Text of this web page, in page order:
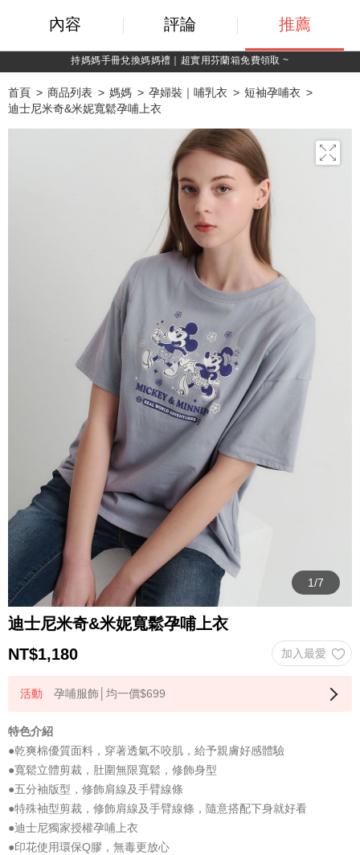
持媽媽手冊兌換媽媽禮｜超實用芬蘭箱免費領取 ~
首頁 商品列表 媽媽 孕婦裝｜哺乳衣
短袖孕哺衣
迪士尼米奇&米妮寬鬆孕哺上衣
迪士尼米奇&米妮寬鬆孕哺上衣
NT$1,180
孕哺服飾│均一價$699
特色介紹
●乾爽棉優質面料，穿著透氣不咬肌，給予親膚好感體驗
●寬鬆立體剪裁，肚圍無限寬鬆，修飾身型
●五分袖版型，修飾肩線及手臂線條
●特殊袖型剪裁，修飾肩線及手臂線條，隨意搭配下身就好看
●迪士尼獨家授權孕哺上衣
●印花使用環保Q膠，無毒更放心
內容 評論 推薦